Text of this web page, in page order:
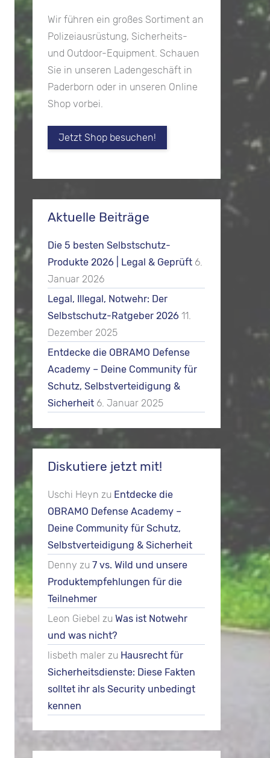
Wir führen ein großes Sortiment an
Polizeiausrüstung, Sicherheits-
und Outdoor-Equipment. Schauen
Sie in unseren Ladengeschäft in
Paderborn oder in unseren Online
Shop vorbei.
Jetzt Shop besuchen!
Aktuelle Beiträge
Die 5 besten Selbstschutz-
Produkte 2026 | Legal & Geprüft 6.
Januar 2026
Legal, Illegal, Notwehr: Der
Selbstschutz-Ratgeber 2026 11.
Dezember 2025
Entdecke die OBRAMO Defense
Academy – Deine Community für
Schutz, Selbstverteidigung &
Sicherheit 6. Januar 2025
Diskutiere jetzt mit!
Uschi Heyn zu Entdecke die
OBRAMO Defense Academy –
Deine Community für Schutz,
Selbstverteidigung & Sicherheit
Denny zu7 vs. Wild und unsere
Produktempfehlungen für die
Teilnehmer
Leon Giebel zuWas ist Notwehr
und was nicht?
lisbeth maler zu Hausrecht für
Sicherheitsdienste: Diese Fakten
solltet ihr als Security unbedingt
kennen